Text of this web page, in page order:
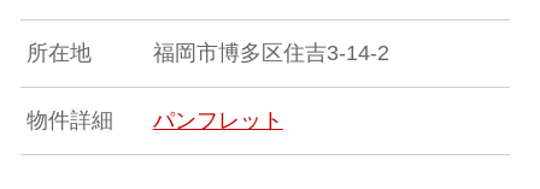
所在地 福岡市博多区住吉3-14-2
物件詳細 パンフレット